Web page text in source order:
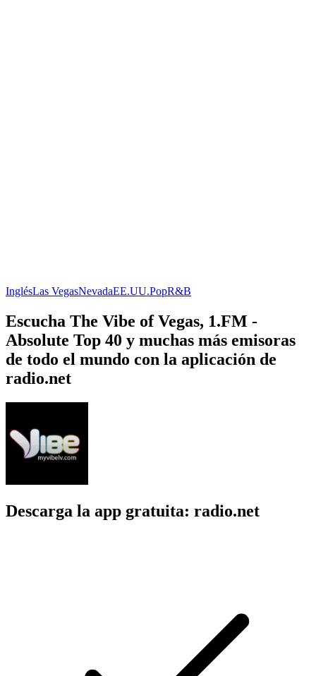
InglésLas VegasNevadaEE.UU.PopR&B
Escucha The Vibe of Vegas, 1.FM -
Absolute Top 40 y muchas más emisoras
de todo el mundo con la aplicación de
radio.net
Descarga la app gratuita: radio.net